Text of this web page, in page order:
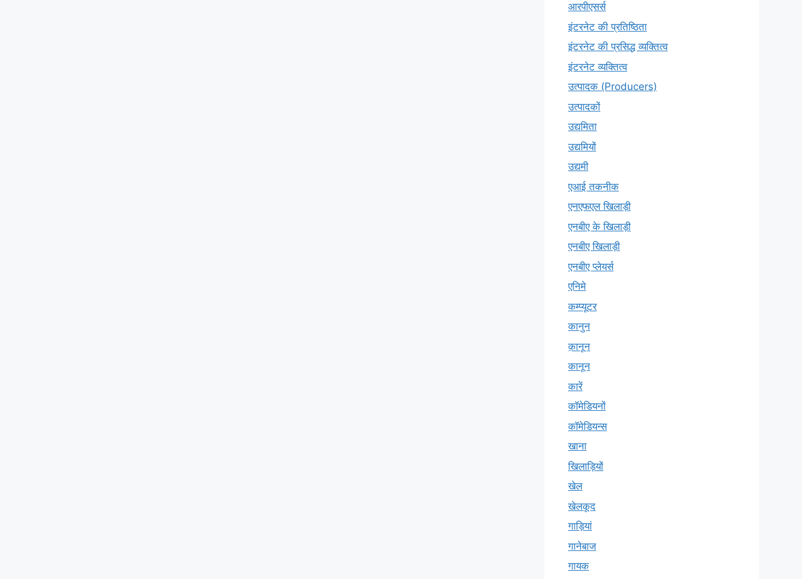
आरपीएसर्स
इंटरनेट की प्रतिष्ठिता
इंटरनेट की प्रसिद्ध व्यक्तित्व
इंटरनेट व्यक्तित्व
उत्पादक (Producers)
उत्पादकों
उद्यमिता
उद्यमियों
उद्यमी
एआई तकनीक
एनएफएल खिलाड़ी
एनबीए के खिलाड़ी
एनबीए खिलाड़ी
एनबीए प्लेयर्स
एनिमे
कम्प्यूटर
कानुन
क़ानून
कानून
कारें
कॉमेडियनों
कॉमेडियन्स
खाना
खिलाड़ियों
खेल
खेलकूद
गाड़ियां
गानेबाज
गायक